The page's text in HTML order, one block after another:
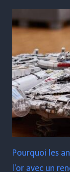
Pourquoi les
l'or avec un